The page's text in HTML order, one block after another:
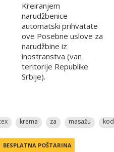
Kreiranjem
narudžbenice
automatski prihvatate
ove Posebne uslove za
narudžbine iz
inostranstva (van
teritorije Republike
Srbije).
krema za masažu kod
BESPLATNA POŠTARINA
BESPLATNA POŠTARINA